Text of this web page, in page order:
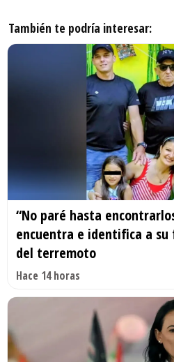
También te podría interesar:
“No paré hasta
encuentra e identifica a
del terremoto
Hace 14 horas